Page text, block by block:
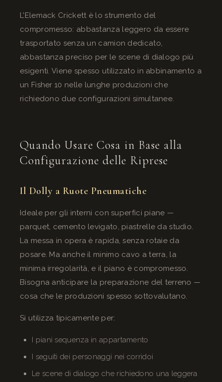
L’Elemack Crickett è lo strumento del
compromesso: abbastanza leggero da essere
trasportato senza un camion dedicato,
abbastanza preciso per le scene di dialogo più
esigenti. Viene spesso utilizzato in abbinamento a
un Fisher 10 nelle lunghe produzioni che
richiedono due configurazioni simultanee.
Quando Usare Cosa in Base alla
Configurazione delle Riprese
Il Dolly a Ruote Pneumatiche
Ideale per gli interni con superfici piane —
parquet, cemento levigato, piastrelle da studio.
La messa in opera è rapida, senza rotaie da
posare. Ma anche il minimo cavo a terra, la
minima irregolarità, e il piano è compromesso.
Bisogna anticipare la preparazione del terreno —
cosa che le produzioni spesso sottovalutano.
Si utilizza tipicamente per:
I piani sequenza in appartamento
I seguiti dei personaggi nei corridoi
Le scene di dialogo che richiedono una leggera